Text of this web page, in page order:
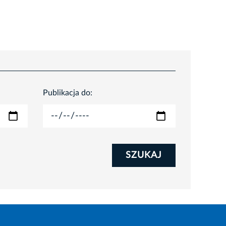
Publikacja do:
SZUKAJ